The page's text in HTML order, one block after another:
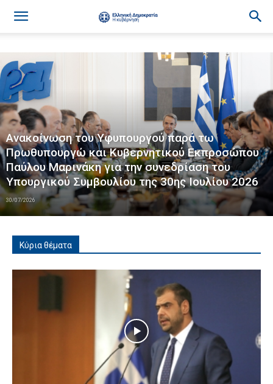
Ανακοίνωση του Υφυπουργού παρά τω
Πρωθυπουργώ και Κυβερνητικού Εκπροσώπου
Παύλου Μαρινάκη για την συνεδρίαση του
Υπουργικού Συμβουλίου της 30ης Ιουλίου 2026
30/07/2026
Κύρια θέματα